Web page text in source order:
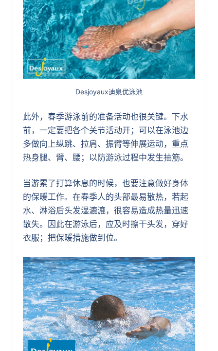
Desjoyaux迪泉优泳池
此外，春季游泳前的准备活动也很关键。下水
前，一定要把各个关节活动开；可以在泳池边
多做向上纵跳、拉肩、振臂等伸展运动，重点
热身腿、臂、腰；以防游泳过程中发生抽筋。
当游累了打算休息的时候，也要注意做好身体
的保暖工作。在春季人的头部最易散热，若起
水、淋浴后头发湿漉漉，很容易造成热量迅速
散失。因此在游泳后，应及时擦干头发，穿好
衣服；把保暖措施做到位。